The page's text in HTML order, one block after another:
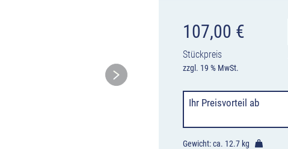
107,00 €
Stückpreis
zzgl. 19 % MwSt.
Ihr Preisvorteil ab
Gewicht: ca. 12.7 kg